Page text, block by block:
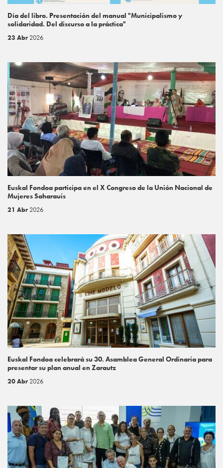
Día del libro. Presentación del manual "Municipalismo y
solidaridad. Del discurso a la práctica"
23 Abr 2026
Euskal Fondoa participa en el X Congreso de la Unión Nacional de
Mujeres Saharauis
21 Abr 2026
Euskal Fondoa celebrará su 30. Asamblea General Ordinaria para
presentar su plan anual en Zarautz
20 Abr 2026